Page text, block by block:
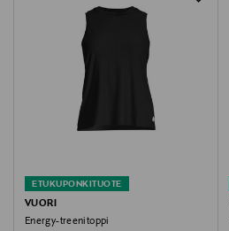
Digitaalinen osoite
support@vuori.com
Avainsanat
ETUKUPONKITUOTE
VUORI
Energy-treenitoppi